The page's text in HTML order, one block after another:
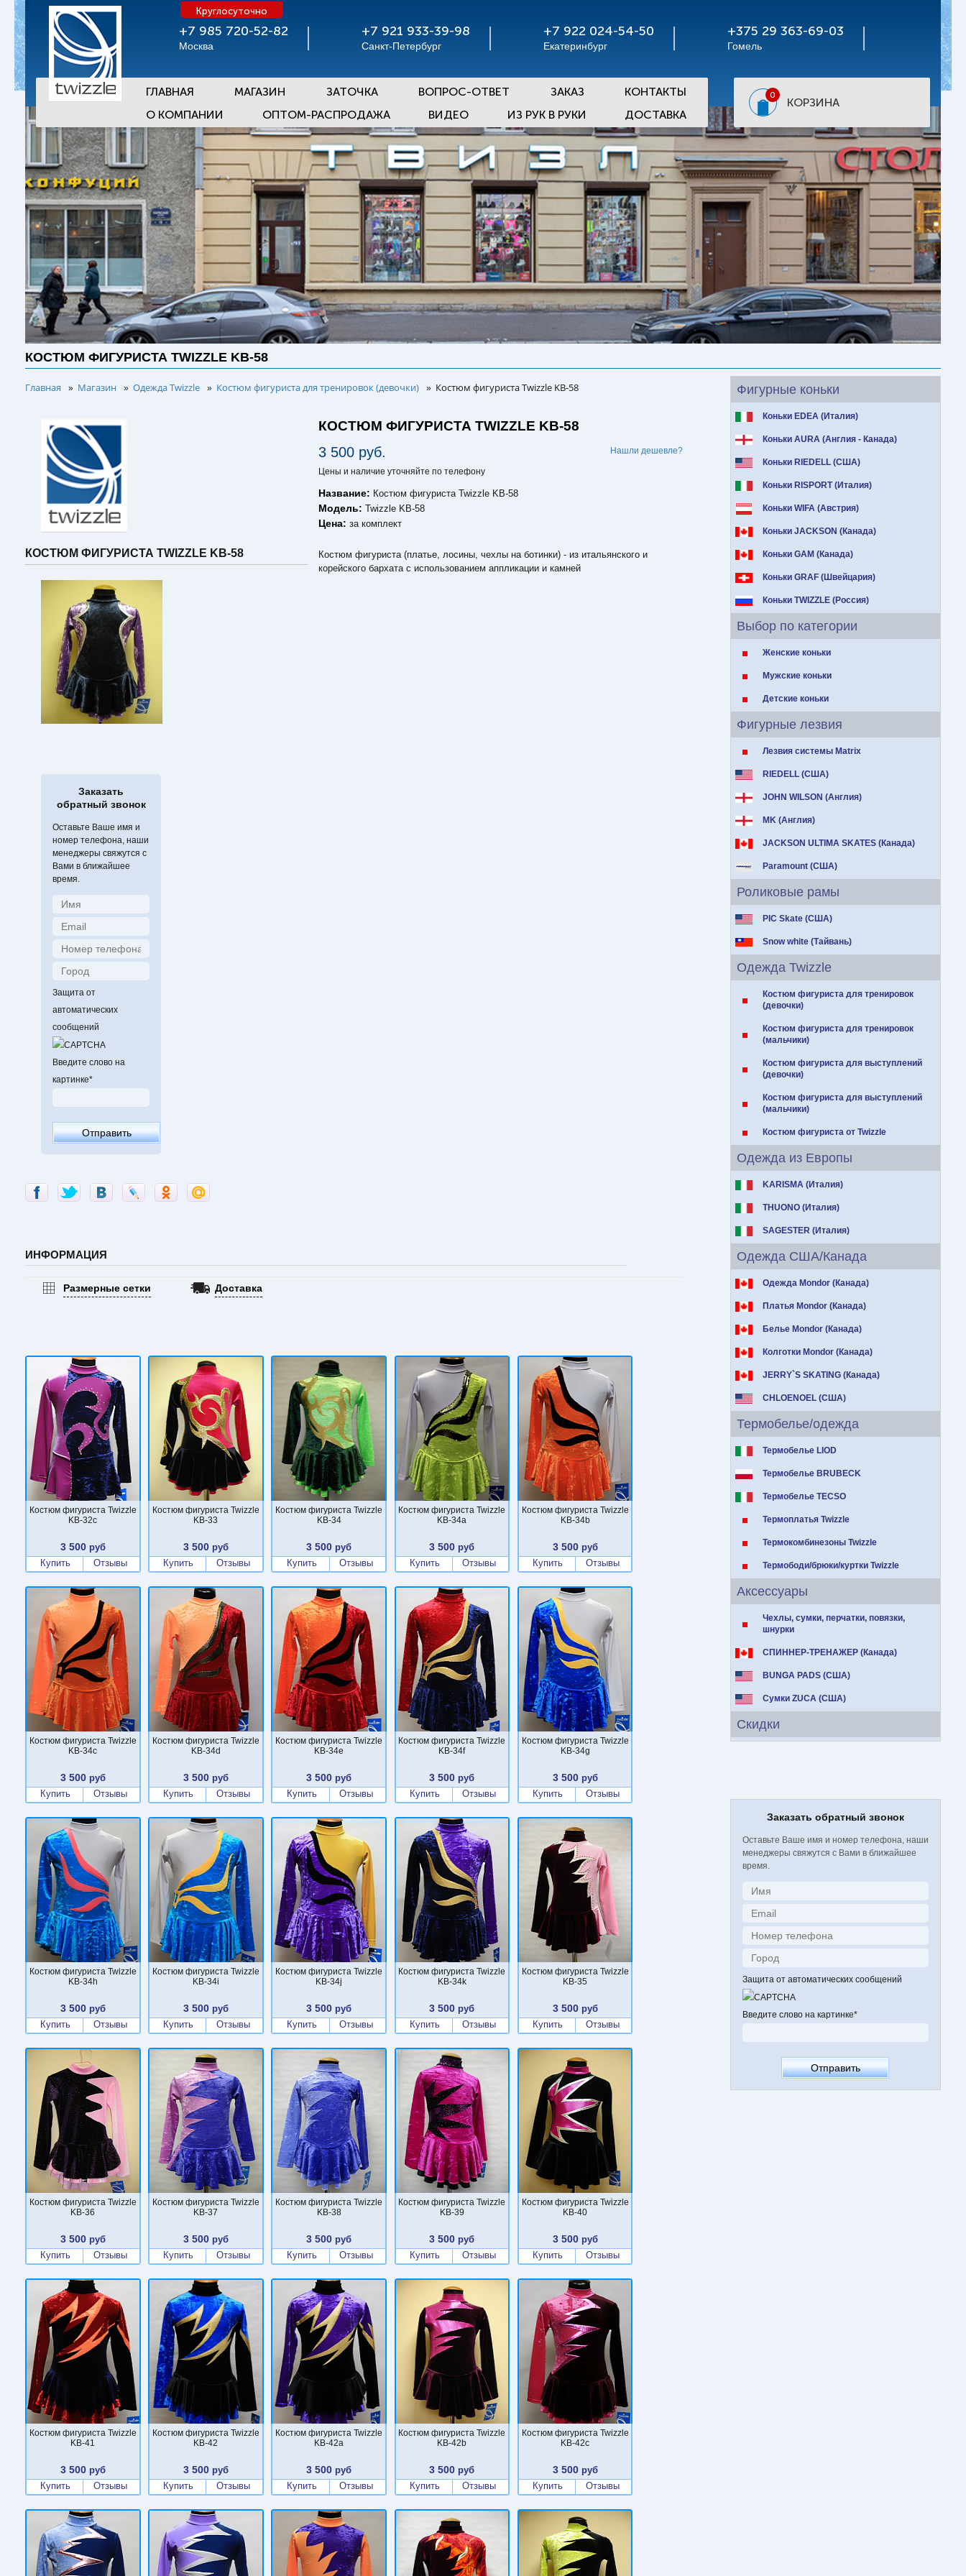
+7 985 720-52-82
Москва
Круглосуточно
+7 921 933-39-98
Санкт-Петербург
+7 922 024-54-50
Екатеринбург
+375 29 363-69-03
Гомель
ГЛАВНАЯ МАГАЗИН ЗАТОЧКА ВОПРОС-ОТВЕТ ЗАКАЗ
КОНТАКТЫ
О КОМПАНИИ
ОПТОМ-РАСПРОДАЖА ВИДЕО ИЗ РУК В РУКИ ДОСТАВКА
0
КОРЗИНА
КОСТЮМ ФИГУРИСТА TWIZZLE KB-58
Фигурные коньки
Коньки EDEA (Италия)
Коньки AURA (Англия - Канада)
Коньки RIEDELL (США)
Коньки RISPORT (Италия)
Коньки WIFA (Австрия)
Коньки JACKSON (Канада)
Коньки GAM (Канада)
Коньки GRAF (Швейцария)
Коньки TWIZZLE (Россия)
Выбор по категории
Женские коньки
Мужские коньки
Детские коньки
Фигурные лезвия
Лезвия системы Matrix
RIEDELL (США)
JOHN WILSON (Англия)
MK (Англия)
JACKSON ULTIMA SKATES (Канада)
Paramount (США)
Роликовые рамы
PIC Skate (США)
Snow white (Тайвань)
Одежда Twizzle
Костюм фигуриста для тренировок
(девочки)
Костюм фигуриста для тренировок
(мальчики)
Костюм фигуриста для выступлений
(девочки)
Костюм фигуриста для выступлений
(мальчики)
Костюм фигуриста от Twizzle
Одежда из Европы
KARISMA (Италия)
THUONO (Италия)
SAGESTER (Италия)
Одежда США/Канада
Одежда Mondor (Канада)
Платья Mondor (Канада)
Белье Mondor (Канада)
Колготки Mondor (Канада)
JERRY`S SKATING (Канада)
CHLOENOEL (США)
Термобелье/одежда
Термобелье LIOD
Термобелье BRUBECK
Термобелье TECSO
Термоплатья Twizzle
Термокомбинезоны Twizzle
Термободи/брюки/куртки Twizzle
Аксессуары
Чехлы, сумки, перчатки, повязки,
шнурки
СПИННЕР-ТРЕНАЖЕР (Канада)
BUNGA PADS (США)
Сумки ZUCA (США)
Скидки
Заказать обратный звонок
Оставьте Ваше имя и номер телефона, наши
менеджеры свяжутся с Вами в ближайшее
время.
Защита от автоматических сообщений
Введите слово на картинке*
Главная » Магазин » Одежда Twizzle » Костюм фигуриста для тренировок (девочки) » Костюм фигуриста Twizzle KB-58
КОСТЮМ ФИГУРИСТА TWIZZLE KB-58
Заказать
обратный звонок
Оставьте Ваше имя и
номер телефона, наши
менеджеры свяжутся с
Вами в ближайшее
время.
Защита от
автоматических
сообщений
Введите слово на
картинке*
КОСТЮМ ФИГУРИСТА TWIZZLE KB-58
3 500 руб. Нашли дешевле?
Цены и наличие уточняйте по телефону
Название: Костюм фигуриста Twizzle KB-58
Модель:Twizzle KB-58
Цена:за комплект
Костюм фигуриста (платье, лосины, чехлы на ботинки) - из итальянского и
корейского бархата с использованием аппликации и камней
ИНФОРМАЦИЯ
Размерные сетки Доставка
Костюм фигуриста Twizzle
KB-32c
3 500руб
Купить
Отзывы
Костюм фигуриста Twizzle
KB-33
3 500руб
Купить
Отзывы
Костюм фигуриста Twizzle
KB-34
3 500 руб
Купить
Отзывы
Костюм фигуриста Twizzle
KB-34a
3 500 руб
Купить
Отзывы
Костюм фигуриста Twizzle
KB-34b
3 500руб
Купить
Отзывы
Костюм фигуриста Twizzle
KB-34c
3 500руб
Купить
Отзывы
Костюм фигуриста Twizzle
KB-34d
3 500руб
Купить
Отзывы
Костюм фигуриста Twizzle
KB-34e
3 500 руб
Купить
Отзывы
Костюм фигуриста Twizzle
KB-34f
3 500 руб
Купить
Отзывы
Костюм фигуриста Twizzle
KB-34g
3 500руб
Купить
Отзывы
Костюм фигуриста Twizzle
KB-34h
3 500руб
Купить
Отзывы
Костюм фигуриста Twizzle
KB-34i
3 500руб
Купить
Отзывы
Костюм фигуриста Twizzle
KB-34j
3 500 руб
Купить
Отзывы
Костюм фигуриста Twizzle
KB-34k
3 500 руб
Купить
Отзывы
Костюм фигуриста Twizzle
KB-35
3 500руб
Купить
Отзывы
Костюм фигуриста Twizzle
KB-36
3 500руб
Купить
Отзывы
Костюм фигуриста Twizzle
KB-37
3 500руб
Купить
Отзывы
Костюм фигуриста Twizzle
KB-38
3 500 руб
Купить
Отзывы
Костюм фигуриста Twizzle
KB-39
3 500 руб
Купить
Отзывы
Костюм фигуриста Twizzle
KB-40
3 500руб
Купить
Отзывы
Костюм фигуриста Twizzle
KB-41
3 500руб
Купить
Отзывы
Костюм фигуриста Twizzle
KB-42
3 500руб
Купить
Отзывы
Костюм фигуриста Twizzle
KB-42a
3 500 руб
Купить
Отзывы
Костюм фигуриста Twizzle
KB-42b
3 500 руб
Купить
Отзывы
Костюм фигуриста Twizzle
KB-42c
3 500руб
Купить
Отзывы